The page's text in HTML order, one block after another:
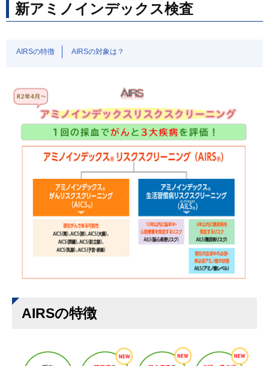
新アミノインデックス検査
AIRSの特徴 AIRSの対象は？
AIRSの特徴